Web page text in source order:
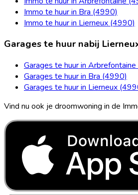
Immo te huur in Bra (4990)
Immo te huur in Lierneux (4990)
Garages te huur nabij
Garages te huur in
Garages te huur in Bra (4990)
Garages te huur in Lierneux
Vind nu ook je droomwoning in de